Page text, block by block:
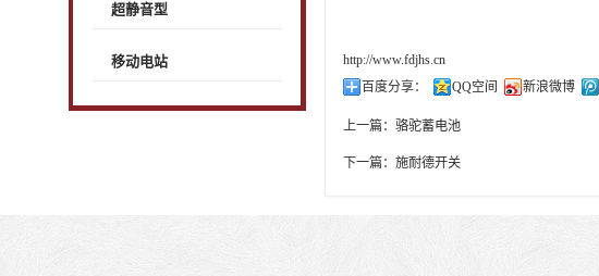
超静音型
移动电站
http://www.fdjhs.cn
百度分享：
QQ空间 新浪微博
上一篇：骆驼蓄电池
下一篇：施耐德开关